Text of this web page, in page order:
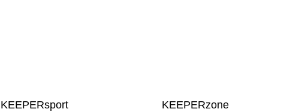
KEEPERsport KEEPERzone